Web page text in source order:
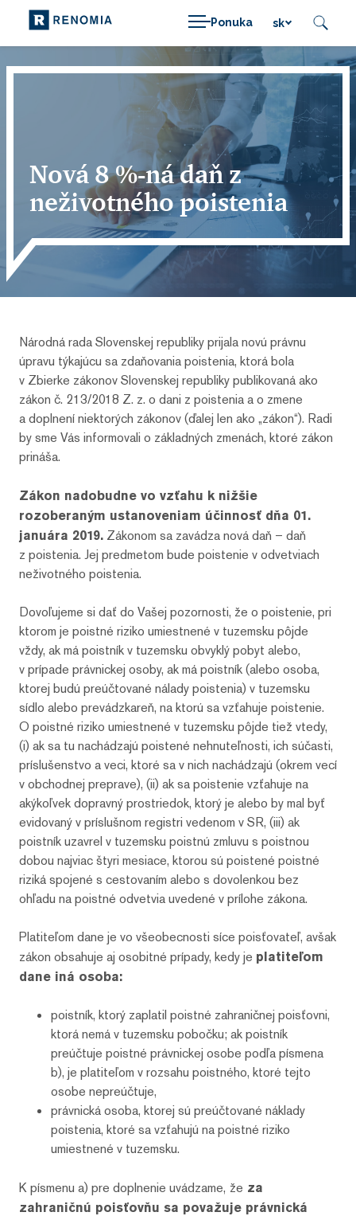
Ponuka sk
Nová 8 %-ná daň z
neživotného poistenia
Národná rada Slovenskej republiky prijala novú právnu
úpravu týkajúcu sa zdaňovania poistenia, ktorá bola
v Zbierke zákonov Slovenskej republiky publikovaná ako
zákon č. 213/2018 Z. z. o dani z poistenia a o zmene
a doplnení niektorých zákonov (ďalej len ako „zákon“). Radi
by sme Vás informovali o základných zmenách, ktoré zákon
prináša.
Zákon nadobudne vo vzťahu k nižšie
rozoberaným ustanoveniam účinnosť dňa 01.
januára 2019. Zákonom sa zavádza nová daň – daň
z poistenia. Jej predmetom bude poistenie v odvetviach
neživotného poistenia.
Dovoľujeme si dať do Vašej pozornosti, že o poistenie, pri
ktorom je poistné riziko umiestnené v tuzemsku pôjde
vždy, ak má poistník v tuzemsku obvyklý pobyt alebo,
v prípade právnickej osoby, ak má poistník (alebo osoba,
ktorej budú preúčtované nálady poistenia) v tuzemsku
sídlo alebo prevádzkareň, na ktorú sa vzťahuje poistenie.
O poistné riziko umiestnené v tuzemsku pôjde tiež vtedy,
(i) ak sa tu nachádzajú poistené nehnuteľnosti, ich súčasti,
príslušenstvo a veci, ktoré sa v nich nachádzajú (okrem vecí
v obchodnej preprave), (ii) ak sa poistenie vzťahuje na
akýkoľvek dopravný prostriedok, ktorý je alebo by mal byť
evidovaný v príslušnom registri vedenom v SR, (iii) ak
poistník uzavrel v tuzemsku poistnú zmluvu s poistnou
dobou najviac štyri mesiace, ktorou sú poistené poistné
riziká spojené s cestovaním alebo s dovolenkou bez
ohľadu na poistné odvetvia uvedené v prílohe zákona.
Platiteľom dane je vo všeobecnosti síce poisťovateľ, avšak
zákon obsahuje aj osobitné prípady, kedy je platiteľom
dane iná osoba:
poistník, ktorý zaplatil poistné zahraničnej poisťovni,
ktorá nemá v tuzemsku pobočku; ak poistník
preúčtuje poistné právnickej osobe podľa písmena
b), je platiteľom v rozsahu poistného, ktoré tejto
osobe nepreúčtuje,
právnická osoba, ktorej sú preúčtované náklady
poistenia, ktoré sa vzťahujú na poistné riziko
umiestnené v tuzemsku.
K písmenu a) pre doplnenie uvádzame, že za
zahraničnú poisťovňu sa považuje právnická